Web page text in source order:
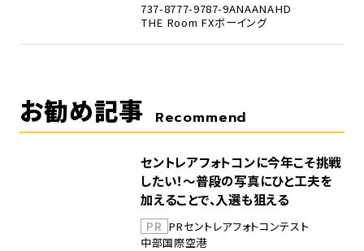
737-8777-9787-9ANAANAHD
THE Room FXボーイング
お勧め記事 Recommend
セントレアフォトコンに今年こそ挑戦
したい！～普段の写真にひと工夫を
加えることで、入選も狙える
PR PRセントレアフォトコンテスト
中部国際空港